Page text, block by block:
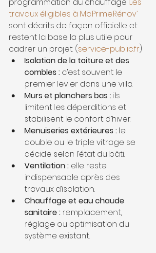
travaux éligibles à MaPrimeRénov’
sont décrits de façon officielle et
restent la base la plus utile pour
cadrer un projet. (service-public.fr)
Isolation de la toiture et des
combles : c’est souvent le
premier levier dans une villa.
Murs et planchers bas : ils
limitent les déperditions et
stabilisent le confort d’hiver.
Menuiseries extérieures : le
double ou le triple vitrage se
décide selon l’état du bâti.
Ventilation : elle reste
indispensable après des
travaux d’isolation.
Chauffage et eau chaude
sanitaire : remplacement,
réglage ou optimisation du
système existant.